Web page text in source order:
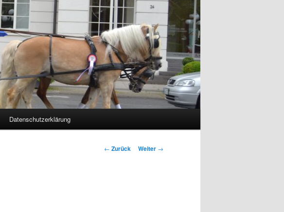
Datenschutzerklärung
Beitragsnavigation
← Zurück Weiter →